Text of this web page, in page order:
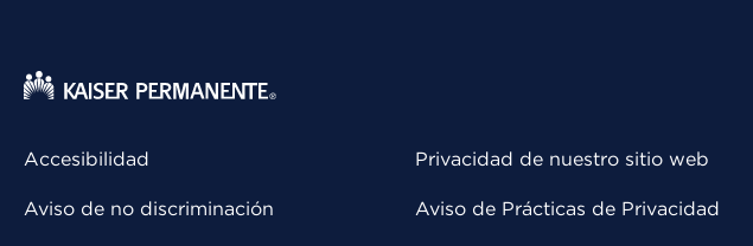
Accesibilidad
Aviso de no discriminación
Privacidad de nuestro sitio web
Aviso de Prácticas de Privacidad